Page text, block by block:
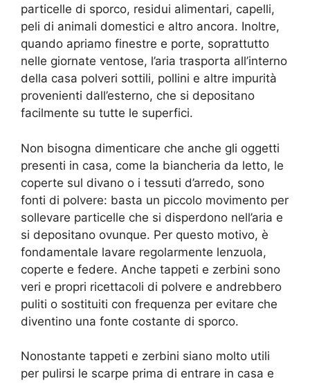
particelle di sporco, residui alimentari, capelli,
peli di animali domestici e altro ancora. Inoltre,
quando apriamo finestre e porte, soprattutto
nelle giornate ventose, l’aria trasporta all’interno
della casa polveri sottili, pollini e altre impurità
provenienti dall’esterno, che si depositano
facilmente su tutte le superfici.
Non bisogna dimenticare che anche gli oggetti
presenti in casa, come la biancheria da letto, le
coperte sul divano o i tessuti d’arredo, sono
fonti di polvere: basta un piccolo movimento per
sollevare particelle che si disperdono nell’aria e
si depositano ovunque. Per questo motivo, è
fondamentale lavare regolarmente lenzuola,
coperte e federe. Anche tappeti e zerbini sono
veri e propri ricettacoli di polvere e andrebbero
puliti o sostituiti con frequenza per evitare che
diventino una fonte costante di sporco.
Nonostante tappeti e zerbini siano molto utili
per pulirsi le scarpe prima di entrare in casa e